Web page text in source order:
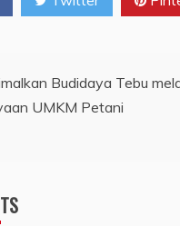
Budidaya Tebu
UMKM Petani